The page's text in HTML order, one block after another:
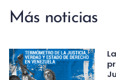
Más noticias